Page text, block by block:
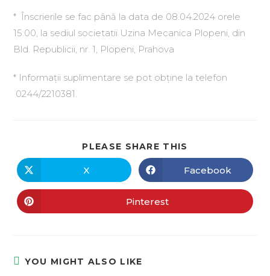
* Înscrierile se fac până la data de 08.04.2024 orele
15:00, la sediul societatii Uzina Mecanica Plopeni, din
Bld. Republicii, nr. 1, Plopeni, Prahova
* Informaţii suplimentare se pot obţine la telefon
0244/2210381.
PLEASE SHARE THIS
X Facebook
Pinterest
YOU MIGHT ALSO LIKE